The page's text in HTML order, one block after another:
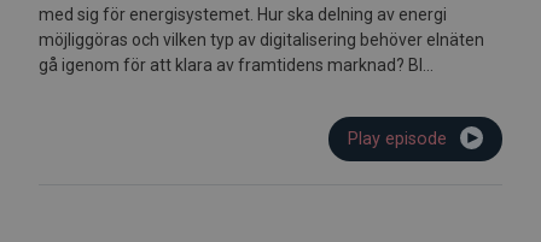
med sig för energisystemet. Hur ska delning av energi
möjliggöras och vilken typ av digitalisering behöver elnäten
gå igenom för att klara av framtidens marknad? Bl...
Play episode